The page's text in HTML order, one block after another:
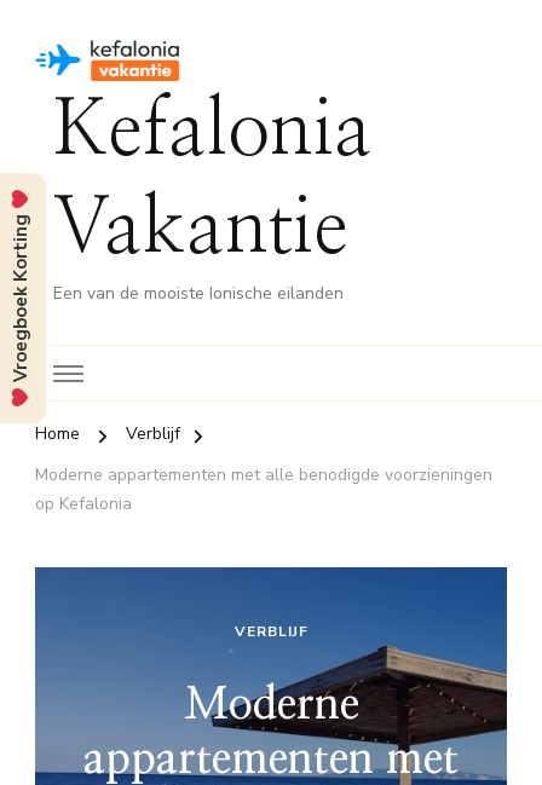
Kefalonia
Vakantie
Een van de mooiste Ionische eilanden
Home
Verblijf
Moderne appartementen met alle benodigde voorzieningen
op Kefalonia
VERBLIJF
Moderne
appartementen met
Vroegboek Korting